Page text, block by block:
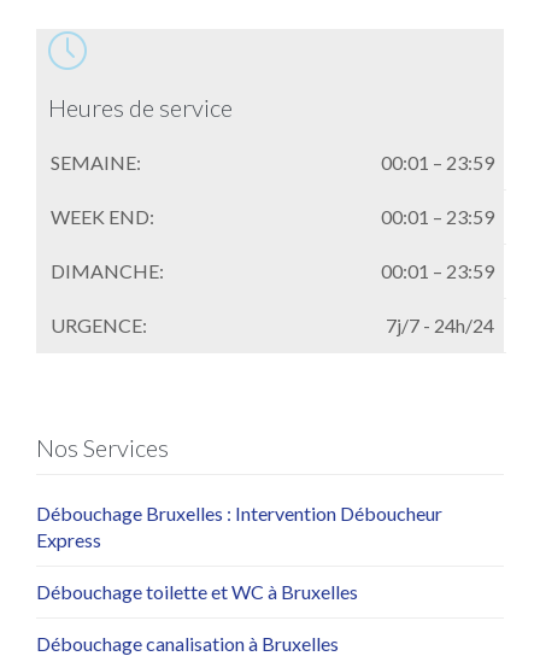

Heures de service
SEMAINE: 00:01 – 23:59
WEEK END: 00:01 – 23:59
DIMANCHE: 00:01 – 23:59
URGENCE: 7j/7 - 24h/24
Nos Services
Débouchage Bruxelles : Intervention Déboucheur
Express
Débouchage toilette et WC à Bruxelles
Débouchage canalisation à Bruxelles